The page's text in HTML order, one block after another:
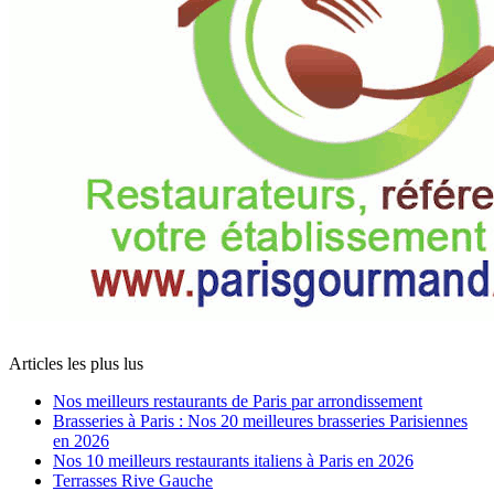
Articles les plus lus
Nos meilleurs restaurants de Paris par arrondissement
Brasseries à Paris : Nos 20 meilleures brasseries Parisiennes
en 2026
Nos 10 meilleurs restaurants italiens à Paris en 2026
Terrasses Rive Gauche